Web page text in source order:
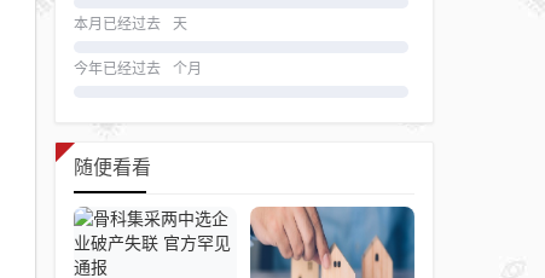
本月已经过去 天
今年已经过去 个月
随便看看